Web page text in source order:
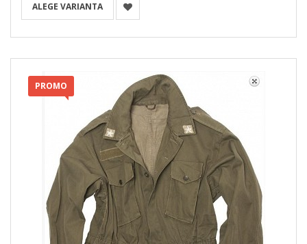
ALEGE VARIANTA
PROMO